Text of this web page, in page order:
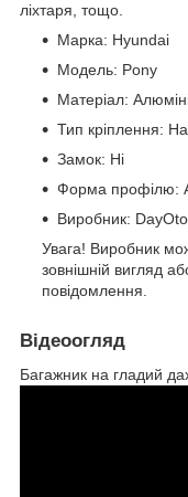
ліхтаря, тощо.
Марка: Hyundai
Модель: Pony
Матеріал:
Тип кріплення:
Замок: Ні
Форма профілю:
Виробник:
Увага! Виробник
зовнішній вигляд
повідомлення.
Відеоогляд
Багажник на гладий